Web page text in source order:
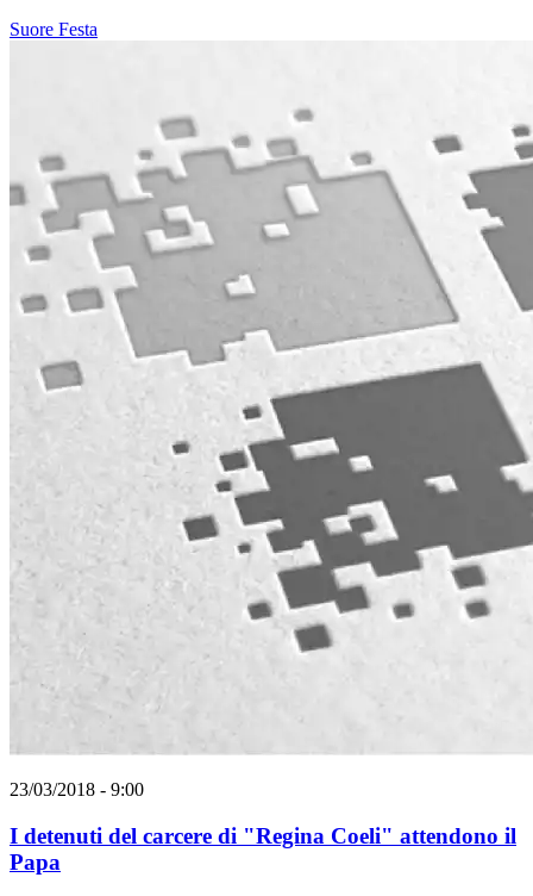
Suore Festa
23/03/2018 - 9:00
I detenuti del carcere di "Regina Coeli" attendono il
Papa